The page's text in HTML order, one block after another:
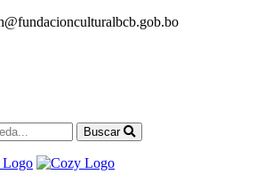
Buscar